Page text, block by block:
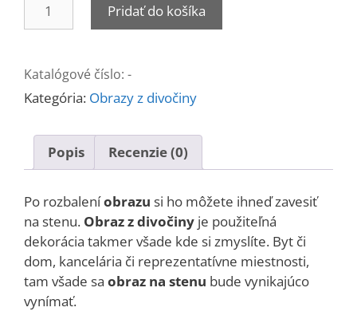
Rybárik
Pridať do košíka
Katalógové číslo: -
Kategória: Obrazy z divočiny
Popis Recenzie (0)
Po rozbaleníobrazu si ho môžete ihneď zavesiť
na stenu. Obraz z divočiny je použiteľná
dekorácia takmer všade kde si zmyslíte. Byt či
dom, kancelária či reprezentatívne miestnosti,
tam všade sa obraz na stenu bude vynikajúco
vynímať.